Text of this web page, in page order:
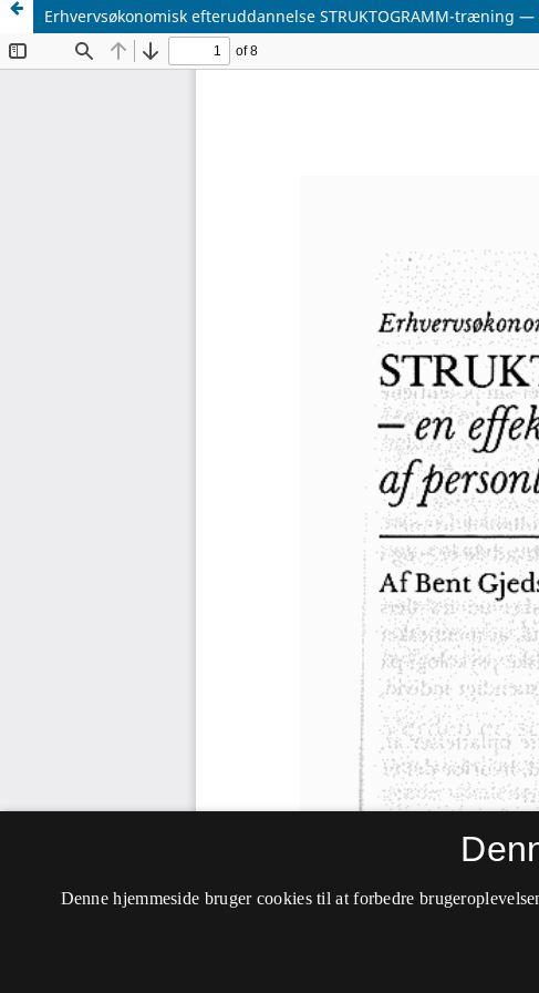
Erhvervsøkonomisk efteruddannelse STRUKTOGRAMM-
Denne hjemmeside bruger cookies til at forbedre